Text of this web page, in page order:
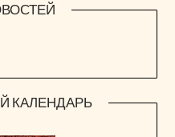
КАЛЕНДАРЬ